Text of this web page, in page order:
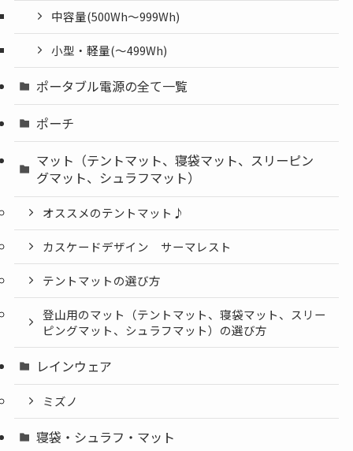
中容量(500Wh～999Wh)
小型・軽量(〜499Wh)
ポータブル電源の全て一覧
ポーチ
マット（テントマット、寝袋マット、スリーピン
グマット、シュラフマット）
オススメのテントマット♪
カスケードデザイン サーマレスト
テントマットの選び方
登山用のマット（テントマット、寝袋マット、スリー
ピングマット、シュラフマット）の選び方
レインウェア
ミズノ
寝袋・シュラフ・マット